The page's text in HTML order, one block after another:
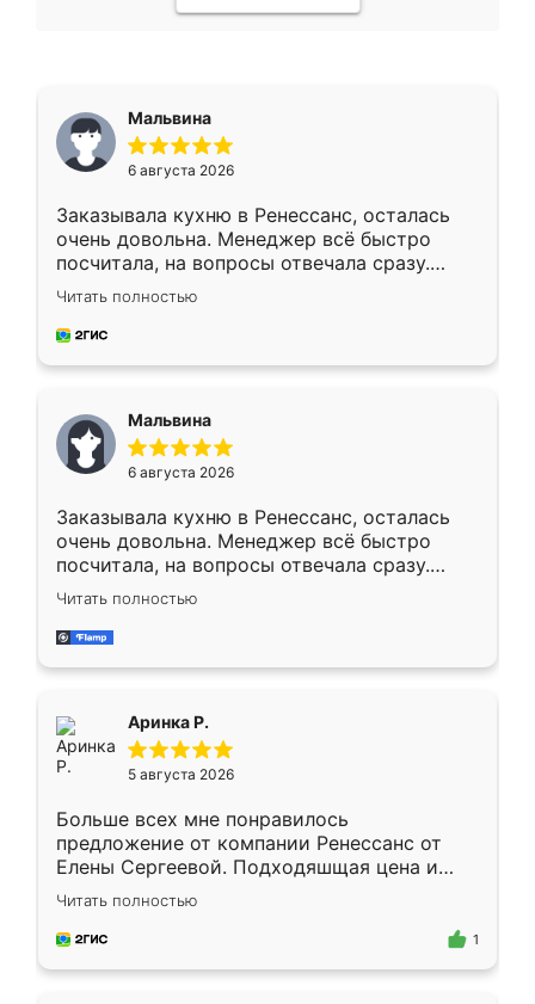
Мальвина
6 августа 2026
Заказывала кухню в Ренессанс, осталась
очень довольна. Менеджер всё быстро
посчитала, на вопросы отвечала сразу.
Замерщик приехал в субботу, подошёл к
делу со всей ответственностью. Собрали
за день, ребята работали аккуратно, даже
Читать полностью
Мальвина
6 августа 2026
Заказывала кухню в Ренессанс, осталась
очень довольна. Менеджер всё быстро
посчитала, на вопросы отвечала сразу.
Замерщик приехал в субботу, подошёл к
делу со всей ответственностью. Собрали
за день, ребята работали аккуратно, даже
Читать полностью
Аринка Р.
5 августа 2026
Больше всех мне понравилось
предложение от компании Ренессанс от
Елены Сергеевой. Подходяшщая цена и
короткие сроки изготовления. Приехавший
для замера сотрудник Владислав
предложил по моему эскизу самый
Читать полностью
1